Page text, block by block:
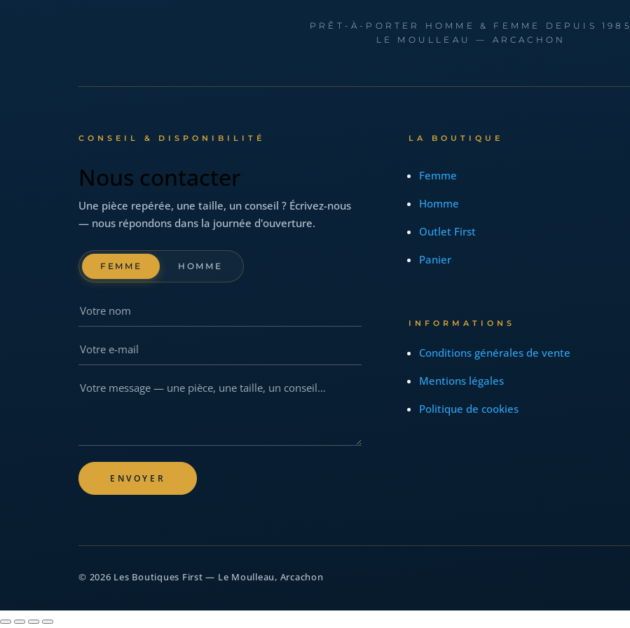
PRÊT-À-PORTER HOMME & FEMME DEPUIS 1985
LE MOULLEAU — ARCACHON
CONSEIL & DISPONIBILITÉ
Nous contacter
Une pièce repérée, une taille, un conseil ? Écrivez-nous
— nous répondons dans la journée d'ouverture.
FEMME HOMME
Votre nom
Votre e-mail
Votre message
r
a
LA BOUTIQUE
Femme
Homme
Outlet First
Panier
INFORMATIONS
Conditions générales de vente
Mentions légales
Politique de cookies
© 2026 Les Boutiques First — Le Moulleau, Arcachon